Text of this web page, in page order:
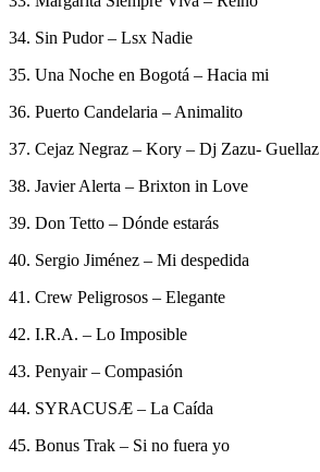
34. Sin Pudor – Lsx Nadie
35. Una Noche en Bogotá – Hacia mi
36. Puerto Candelaria – Animalito
37. Cejaz Negraz – Kory – Dj Zazu- Guellaz
38. Javier Alerta – Brixton in Love
39. Don Tetto – Dónde estarás
40. Sergio Jiménez – Mi despedida
41. Crew Peligrosos – Elegante
42. I.R.A. – Lo Imposible
43. Penyair – Compasión
44. SYRACUSÆ – La Caída
45. Bonus Trak – Si no fuera yo